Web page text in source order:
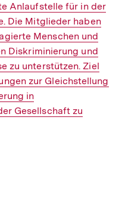
Anlaufstelle für in der
Die Mitglieder haben
Menschen und
Diskriminierung und
zu unterstützen. Ziel
zur Gleichstellung
in
Gesellschaft zu